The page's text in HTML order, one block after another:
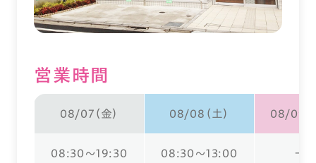
営業時間
08/07（金） 08/08（土） 08/09（
08:30～19:30 08:30～13:00 ー